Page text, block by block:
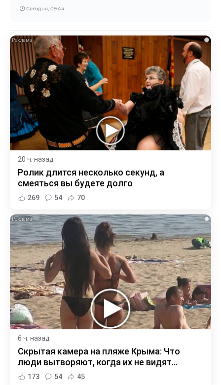
Сегодня, 09:44
i
20 ч. назад
Ролик длится несколько секунд, а
смеяться вы будете долго
269 54 70
i
6 ч. назад
Скрытая камера на пляже Крыма: Что
люди вытворяют, когда их не видят...
173 54 45